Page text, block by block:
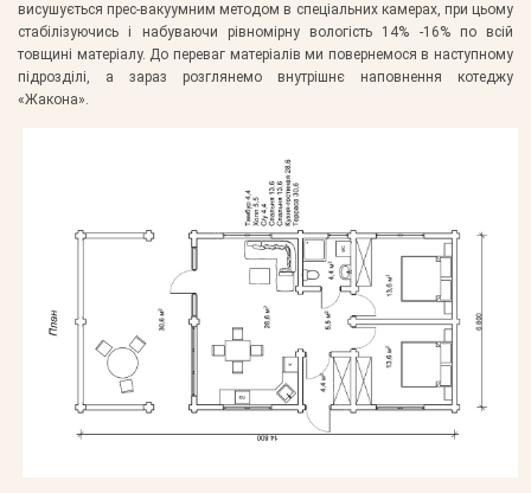
висушується прес-вакуумним методом в спеціальних камерах, при цьому
стабілізуючись і набуваючи рівномірну вологість 14% -16% по всій
товщині матеріалу. До переваг матеріалів ми повернемося в наступному
підрозділі, а зараз розглянемо внутрішнє наповнення котеджу
«Жакона».